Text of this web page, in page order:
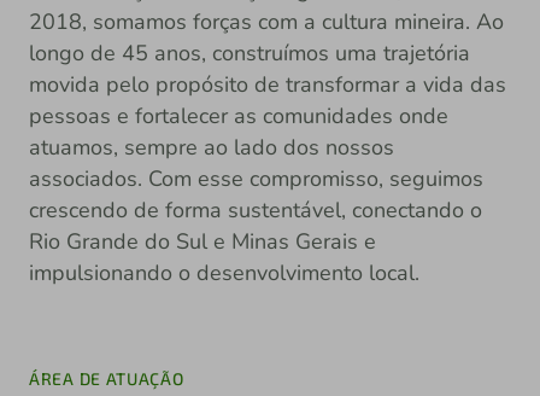
2018, somamos forças com a cultura mineira. Ao
longo de 45 anos, construímos uma trajetória
movida pelo propósito de transformar a vida das
pessoas e fortalecer as comunidades onde
atuamos, sempre ao lado dos nossos
associados. Com esse compromisso, seguimos
crescendo de forma sustentável, conectando o
Rio Grande do Sul e Minas Gerais e
impulsionando o desenvolvimento local.
ÁREA DE ATUAÇÃO